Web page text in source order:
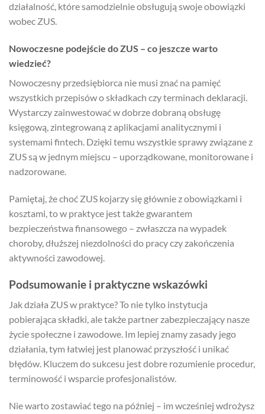
działalność, które samodzielnie obsługują swoje obowiązki
wobec ZUS.
Nowoczesne podejście do ZUS – co jeszcze warto
wiedzieć?
Nowoczesny przedsiębiorca nie musi znać na pamięć
wszystkich przepisów o składkach czy terminach deklaracji.
Wystarczy zainwestować w dobrze dobraną obsługę
księgową, zintegrowaną z aplikacjami analitycznymi i
systemami fintech. Dzięki temu wszystkie sprawy związane z
ZUS są w jednym miejscu – uporządkowane, monitorowane i
nadzorowane.
Pamiętaj, że choć ZUS kojarzy się głównie z obowiązkami i
kosztami, to w praktyce jest także gwarantem
bezpieczeństwa finansowego – zwłaszcza na wypadek
choroby, dłuższej niezdolności do pracy czy zakończenia
aktywności zawodowej.
Podsumowanie i praktyczne wskazówki
Jak działa ZUS w praktyce? To nie tylko instytucja
pobierająca składki, ale także partner zabezpieczający nasze
życie społeczne i zawodowe. Im lepiej znamy zasady jego
działania, tym łatwiej jest planować przyszłość i unikać
błędów. Kluczem do sukcesu jest dobre rozumienie procedur,
terminowość i wsparcie profesjonalistów.
Nie warto zostawiać tego na później – im wcześniej wdrożysz